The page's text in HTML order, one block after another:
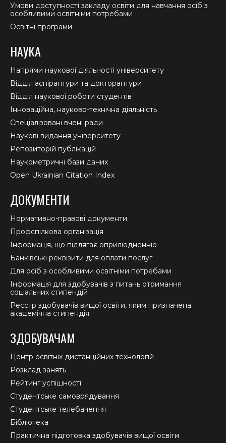
Умови доступності закладу освіти для навчання осіб з
особливими освітніми потребами
Освітні програми
НАУКА
Напрями наукової діяльності університету
Відділ аспірантури та докторантури
Відділ наукової роботи студентів
Інноваційна, науково-технічна діяльність
Спеціалізовані вчені ради
Наукові видання університету
Репозиторій публікацій
Наукометричні бази даних
Open Ukrainian Citation Index
ДОКУМЕНТИ
Нормативно-правові документи
Профспілкова організація
Інформація, що підлягає оприлюдненню
Банківські реквізити для оплати послуг
Для осіб з особливими освітніми потребами
Інформація для здобувачів з питань отримання
соціальних стипендій
Реєстр здобувачів вищої освіти, яким призначена
академічна стипендія
ЗДОБУВАЧАМ
Центр освітніх дистанційних технологій
Розклад занять
Рейтинг успішності
Студентське самоврядування
Студентське телебачення
Бібліотека
Практична підготовка здобувачів вищої освіти